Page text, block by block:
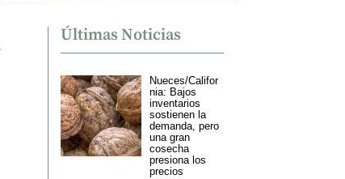
Últimas Noticias
Nueces/Califor
nia: Bajos
inventarios
sostienen la
demanda, pero
una gran
cosecha
presiona los
precios